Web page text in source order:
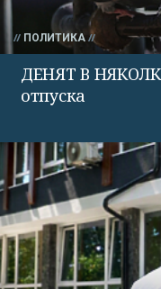
ПОЛИТИКА
ДЕНЯТ В
отпуска